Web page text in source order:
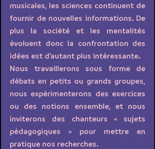
musicales, les sciences continuent de
fournir de nouvelles informations. De
plus la société et les mentalités
évoluent donc la confrontation des
idées est d’autant plus intéressante.
Nous travaillerons sous forme de
débats en petits ou grands groupes,
nous expérimenterons des exercices
ou des notions ensemble, et nous
inviterons des chanteurs « sujets
pédagogiques » pour mettre en
pratique nos recherches.